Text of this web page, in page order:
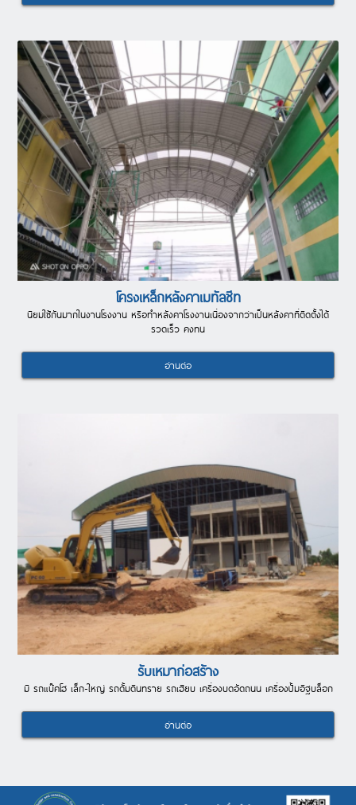
โครงเหล็กหลังคาเมทัลชีท
นิยมใช้กันมากในงานโรงงาน หรือทำหลังคาโรงงานเนื่องจากว่าเป็นหลังคาที่ติดตั้งได้
รวดเร็ว คงทน
อ่านต่อ
รับเหมาก่อสร้าง
มี รถแบ๊คโฮ เล็ก-ใหญ่ รถดั้มดินทราย รถเฮียบ เครื่องบดอัดถนน เครื่องปั้มอิฐบล็อก
อ่านต่อ